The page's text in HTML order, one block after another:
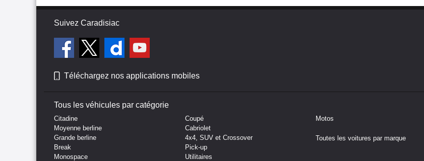
Suivez Caradisiac
Téléchargez nos applications mobiles
Tous les véhicules par catégorie
Citadine
Moyenne berline
Grande berline
Break
Monospace
Coupé
Cabriolet
4x4, SUV et Crossover
Pick-up
Utilitaires
Motos
Toutes les voitures par marque